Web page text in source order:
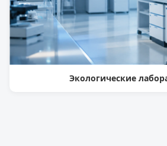
Экологические